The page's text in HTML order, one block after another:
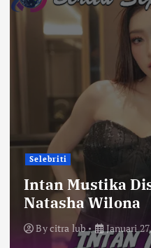
Selebriti
Intan Mustika
Natasha Wilona
Bycitra lub Januari